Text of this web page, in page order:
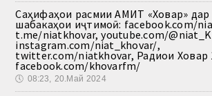
Саҳифаҳои расмии АМИТ «Ховар» дар
шабакаҳои иҷтимоӣ: facebook.com/
t.me/niatkhovar, youtube.com/
instagram.com/niat_khovar/,
twitter.com/niatkhovar, Радиои Ховар
facebook.com/khovarfm/
🕔 08:23, 20.Май 2024